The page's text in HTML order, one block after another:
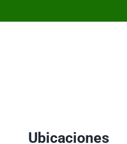
Ubicaciones